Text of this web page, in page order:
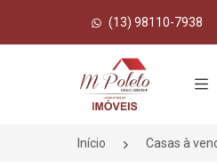
(13) 98110-7938
Página inicial
Início Casas à